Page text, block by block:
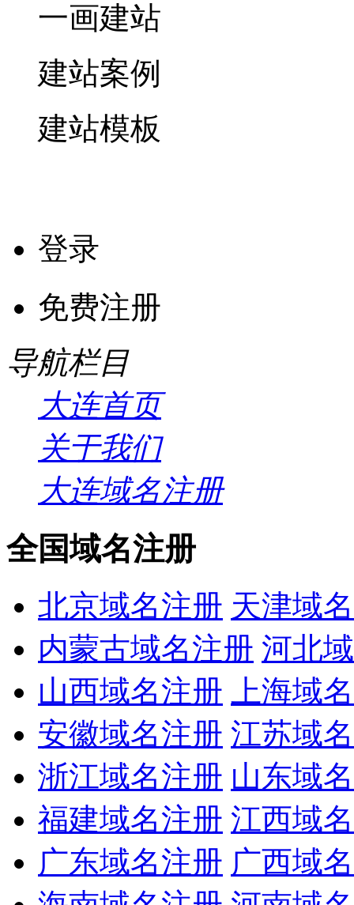
一画建站
建站案例
建站模板
登录
免费注册
导航栏目
大连首页
关于我们
大连域名注册
全国域名注册
北京域名注册 天津域
内蒙古域名注册 河北
山西域名注册
上海域
安徽域名注册 江苏域
浙江域名注册 山东域
福建域名注册 江西域
广东域名注册 广西域